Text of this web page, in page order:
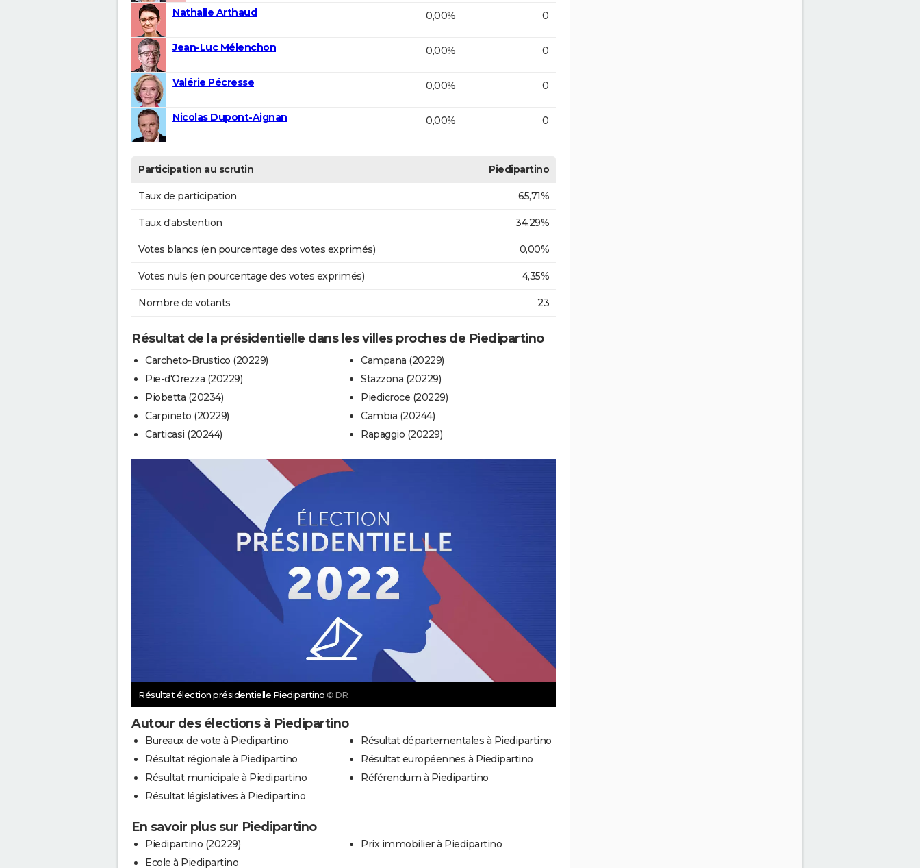
Nathalie Arthaud 0,00% 0
Jean-Luc Mélenchon 0,00% 0
Valérie Pécresse 0,00% 0
Nicolas Dupont-Aignan 0,00% 0
Participation au scrutin Piedipartino
Taux de participation 65,71%
Taux d'abstention 34,29%
Votes blancs (en pourcentage des votes exprimés) 0,00%
Votes nuls (en pourcentage des votes exprimés) 4,35%
Nombre de votants 23
Résultat de la présidentielle dans les villes proches de Piedipartino
Carcheto-Brustico (20229)
Pie-d'Orezza (20229)
Piobetta (20234)
Carpineto (20229)
Carticasi (20244)
Campana (20229)
Stazzona (20229)
Piedicroce (20229)
Cambia (20244)
Rapaggio (20229)
Résultat élection présidentielle Piedipartino © DR
Autour des élections à Piedipartino
Bureaux de vote à Piedipartino
Résultat régionale à Piedipartino
Résultat municipale à Piedipartino
Résultat législatives à Piedipartino
Résultat départementales à Piedipartino
Résultat européennes à Piedipartino
Référendum à Piedipartino
En savoir plus sur Piedipartino
Piedipartino (20229)
Ecole à Piedipartino
Prix immobilier à Piedipartino